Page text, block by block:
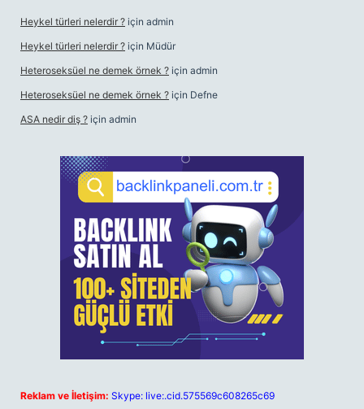
Heykel türleri nelerdir ? için admin
Heykel türleri nelerdir ? için Müdür
Heteroseksüel ne demek örnek ? için admin
Heteroseksüel ne demek örnek ? için Defne
ASA nedir diş ? için admin
Reklam ve İletişim: Skype: live:.cid.575569c608265c69